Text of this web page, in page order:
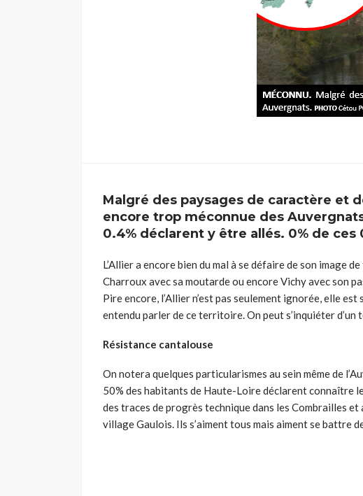
Malgré des paysages de caractère et
encore trop méconnue des
0.4% déclarent y être allés. 0% de
L’Allier a encore bien du mal à se défaire de son image
Charroux avec sa moutarde ou encore Vichy avec son
Pire encore, l’Allier n’est pas seulement ignorée, elle
entendu parler de ce territoire. On peut s’inquiéter
Résistance cantalouse
On notera quelques particularismes au sein même de
50% des habitants de Haute-Loire déclarent connaître
des traces de progrès technique dans les Combrailles
village Gaulois. Ils s’aiment tous mais aiment se battre